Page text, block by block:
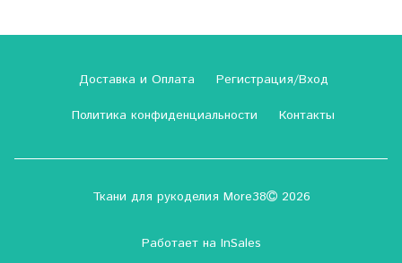
Доставка и Оплата
Регистрация/Вход
Политика конфиденциальности
Контакты
Ткани для рукоделия More38 2026
Работает на InSales